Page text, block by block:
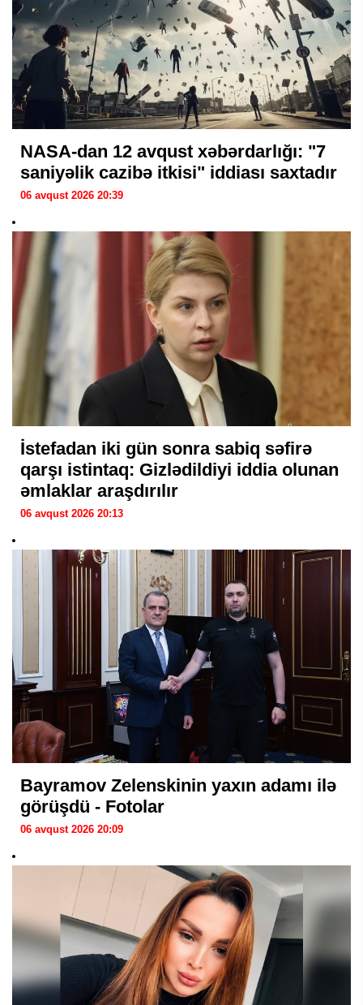
NASA-dan 12 avqust xəbərdarlığı: "7
saniyəlik cazibə itkisi" iddiası saxtadır
06 avqust 2026 20:39
İstefadan iki gün sonra sabiq səfirə
qarşı istintaq: Gizlədildiyi iddia olunan
əmlaklar araşdırılır
06 avqust 2026 20:13
Bayramov Zelenskinin yaxın adamı ilə
görüşdü - Fotolar
06 avqust 2026 20:09